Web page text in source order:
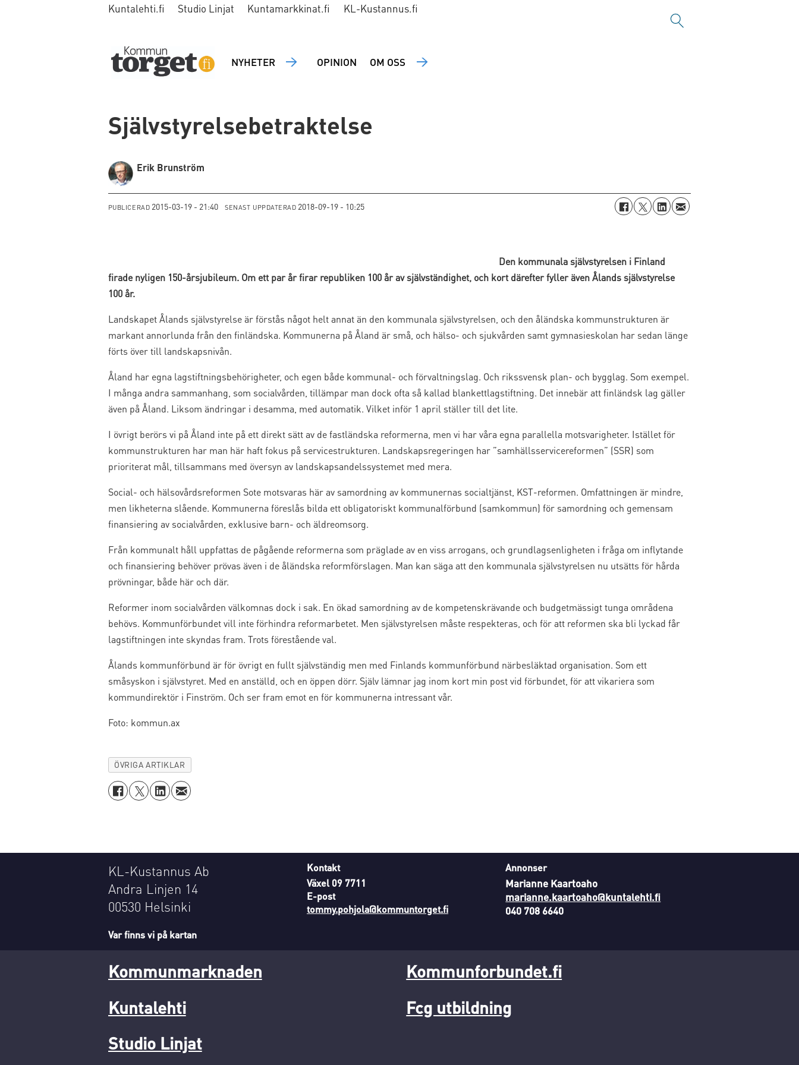
Kuntalehti.fi Studio Linjat Kuntamarkkinat.fi KL-Kustannus.fi
NYHETER OPINION OM OSS
Självstyrelsebetraktelse
Erik Brunström
PUBLICERAD 2015-03-19 - 21:40 SENAST UPPDATERAD 2018-09-19 - 10:25
Den kommunala självstyrelsen i Finland
firade nyligen 150-årsjubileum. Om ett par år firar republiken 100 år av självständighet, och kort därefter fyller även Ålands självstyrelse
100 år.
Landskapet Ålands självstyrelse är förstås något helt annat än den kommunala självstyrelsen, och den åländska kommunstrukturen är
markant annorlunda från den finländska. Kommunerna på Åland är små, och hälso- och sjukvården samt gymnasieskolan har sedan länge
förts över till landskapsnivån.
Åland har egna lagstiftningsbehörigheter, och egen både kommunal- och förvaltningslag. Och rikssvensk plan- och bygglag. Som exempel.
I många andra sammanhang, som socialvården, tillämpar man dock ofta så kallad blankettlagstiftning. Det innebär att finländsk lag gäller
även på Åland. Liksom ändringar i desamma, med automatik. Vilket inför 1 april ställer till det lite.
I övrigt berörs vi på Åland inte på ett direkt sätt av de fastländska reformerna, men vi har våra egna parallella motsvarigheter. Istället för
kommunstrukturen har man här haft fokus på servicestrukturen. Landskapsregeringen har ”samhällsservicereformen” (SSR) som
prioriterat mål, tillsammans med översyn av landskapsandelssystemet med mera.
Social- och hälsovårdsreformen Sote motsvaras här av samordning av kommunernas socialtjänst, KST-reformen. Omfattningen är mindre,
men likheterna slående. Kommunerna föreslås bilda ett obligatoriskt kommunalförbund (samkommun) för samordning och gemensam
finansiering av socialvården, exklusive barn- och äldreomsorg.
Från kommunalt håll uppfattas de pågående reformerna som präglade av en viss arrogans, och grundlagsenligheten i fråga om inflytande
och finansiering behöver prövas även i de åländska reformförslagen. Man kan säga att den kommunala självstyrelsen nu utsätts för hårda
prövningar, både här och där.
Reformer inom socialvården välkomnas dock i sak. En ökad samordning av de kompetenskrävande och budgetmässigt tunga områdena
behövs. Kommunförbundet vill inte förhindra reformarbetet. Men självstyrelsen måste respekteras, och för att reformen ska bli lyckad får
lagstiftningen inte skyndas fram. Trots förestående val.
Ålands kommunförbund är för övrigt en fullt självständig men med Finlands kommunförbund närbesläktad organisation. Som ett
småsyskon i självstyret. Med en anställd, och en öppen dörr. Själv lämnar jag inom kort min post vid förbundet, för att vikariera som
kommundirektör i Finström. Och ser fram emot en för kommunerna intressant vår.
Foto: kommun.ax
ÖVRIGA ARTIKLAR
KL-Kustannus Ab
Andra Linjen 14
00530 Helsinki
Var finns vi på kartan
Kontakt
Växel 09 7711
E-post
tommy.pohjola@kommuntorget.fi
Annonser
Marianne Kaartoaho
marianne.kaartoaho@kuntalehti.fi
040 708 6640
Kommunmarknaden
Kuntalehti
Studio Linjat
Kommunforbundet.fi
Fcg utbildning